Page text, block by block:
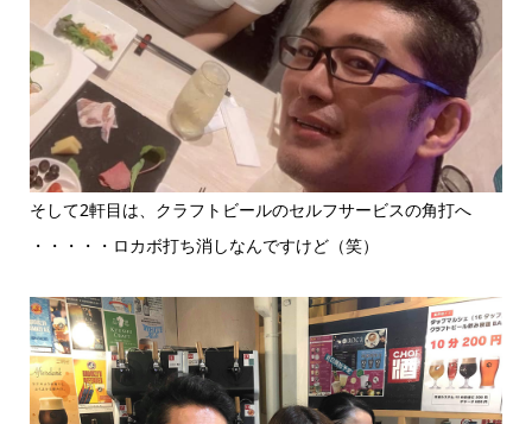
そして2軒目は、クラフトビールのセルフサービスの角打へ
・・・・・ロカボ打ち消しなんですけど（笑）